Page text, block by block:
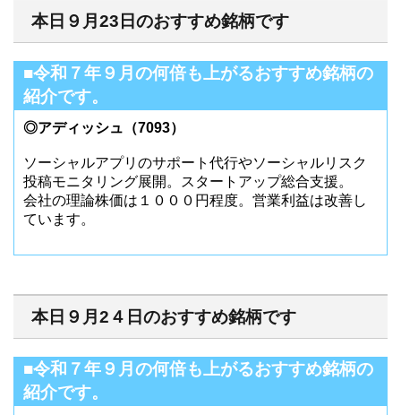
本日９月23日のおすすめ銘柄です
■令和７年９月の何倍も上がるおすすめ銘柄の
紹介です。
◎アディッシュ（7093）
ソーシャルアプリのサポート代行やソーシャルリスク
投稿モニタリング展開。スタートアップ総合支援。
会社の理論株価は１０００円程度。営業利益は改善し
ています。
本日９月2４日のおすすめ銘柄です
■令和７年９月の何倍も上がるおすすめ銘柄の
紹介です。